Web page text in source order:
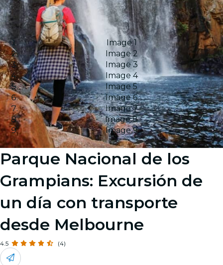
Image 1
Image 2
Image 3
Image 4
Image 5
Image 6
Image 7
Image 8
Image 9
Parque Nacional de los
Grampians: Excursión de
un día con transporte
desde Melbourne
4.5 (4)